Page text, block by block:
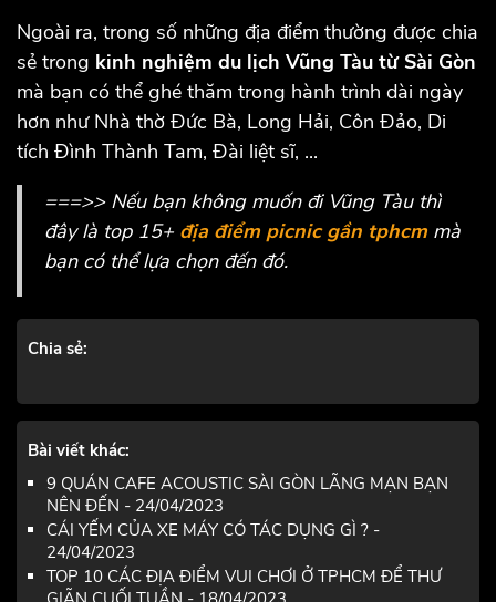
Ngoài ra, trong số những địa điểm thường được chia
sẻ trong kinh nghiệm du lịch Vũng Tàu từ Sài Gòn
mà bạn có thể ghé thăm trong hành trình dài ngày
hơn như Nhà thờ Đức Bà, Long Hải, Côn Đảo, Di
tích Đình Thành Tam, Đài liệt sĩ, ...
===>> Nếu bạn không muốn đi Vũng Tàu thì
đây là top 15+ địa điểm picnic gần tphcm mà
bạn có thể lựa chọn đến đó.
Chia sẻ:
Bài viết khác:
9 QUÁN CAFE ACOUSTIC SÀI GÒN LÃNG MẠN BẠN
NÊN ĐẾN - 24/04/2023
CÁI YẾM CỦA XE MÁY CÓ TÁC DỤNG GÌ ? -
24/04/2023
TOP 10 CÁC ĐỊA ĐIỂM VUI CHƠI Ở TPHCM ĐỂ THƯ